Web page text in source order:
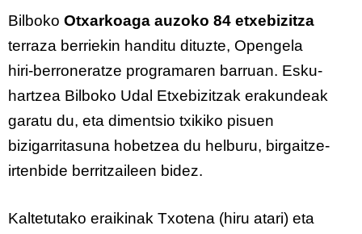
Bilboko Otxarkoaga auzoko 84 etxebizitza
terraza berriekin handitu dituzte, Opengela
hiri-berroneratze programaren barruan. Esku-
hartzea Bilboko Udal Etxebizitzak erakundeak
garatu du, eta dimentsio txikiko pisuen
bizigarritasuna hobetzea du helburu, birgaitze-
irtenbide berritzaileen bidez.
Kaltetutako eraikinak Txotena (hiru atari) eta